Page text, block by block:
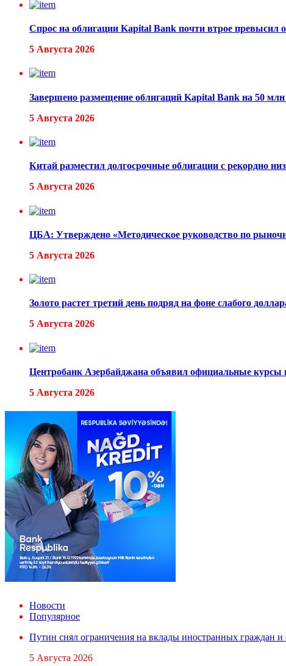
Спрос на облигации Kapital Bank почти втрое превысил
5 Августа 2026
Завершено размещение облигаций Kapital Bank на 50
5 Августа 2026
Китай разместил долгосрочные облигации с рекордно
5 Августа 2026
ЦБА: Утверждено «Методическое руководство по
5 Августа 2026
Золото растет третий день подряд на фоне слабого
5 Августа 2026
Центробанк Азербайджана объявил официальные курсы
5 Августа 2026
Новости
Популярное
Путин снял ограничения на вклады иностранных граждан
5 Августа 2026